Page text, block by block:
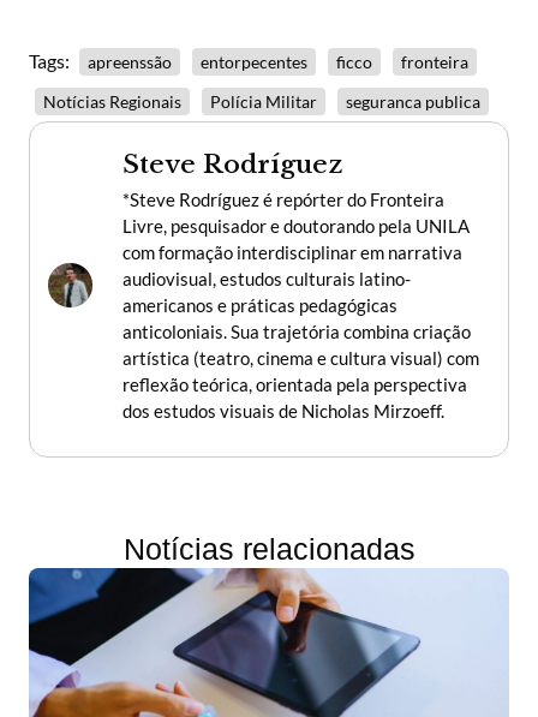
Tags: apreenssão entorpecentes ficco
fronteira
Notícias Regionais
Polícia Militar seguranca publica
Steve Rodríguez
*Steve Rodríguez é repórter do Fronteira
Livre, pesquisador e doutorando pela UNILA
com formação interdisciplinar em narrativa
audiovisual, estudos culturais latino-
americanos e práticas pedagógicas
anticoloniais. Sua trajetória combina criação
artística (teatro, cinema e cultura visual) com
reflexão teórica, orientada pela perspectiva
dos estudos visuais de Nicholas Mirzoeff.
Notícias relacionadas